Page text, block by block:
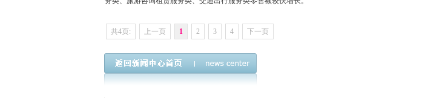
共4页: 上一页 1 2 3 4 下一页